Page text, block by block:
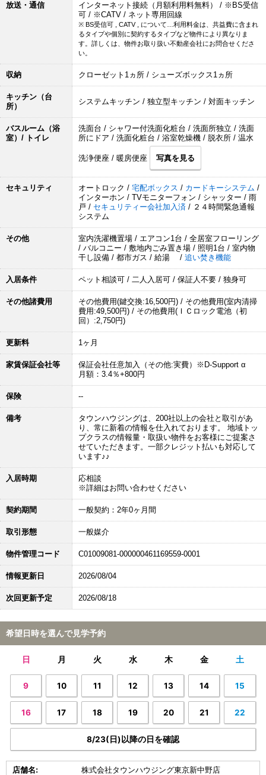
放送・通信
インターネット接続（月額利用料無料） / ※BS受信
可 / ※CATV / ネット専用回線
※ BS受信可 , CATV , について…利用料金は、共益費に含まれ
るタイプや個別に契約するタイプなど物件により異なりま
す。詳しくは、物件お取り扱い不動産会社にお問合せくださ
い。
収納 クローゼット1ヵ所 / シューズボックス1ヵ所
キッチン（台
所）
システムキッチン / 独立型キッチン / 対面キッチン
バスルーム（浴
室）/ トイレ
洗面台 / シャワー付洗面化粧台 / 洗面所独立 / 洗面
所にドア / 洗面化粧台 / 浴室乾燥機 / 脱衣所 / 温水
洗浄便座 / 暖房便座 写真を見る
セキュリティ オートロック / 宅配ボックス / カードキーシステム /
インターホン / TVモニターフォン / シャッター / 雨
戸 / セキュリティー会社加入済 / ２４時間緊急通報
システム
その他
室内洗濯機置場 / エアコン1台 / 全居室フローリング
/ バルコニー / 敷地内ごみ置き場 / 照明1台 / 室内物
干し設備 / 都市ガス / 給湯 / 追い焚き機能
入居条件 ペット相談可 / 二人入居可 / 保証人不要 / 独身可
その他諸費用
その他費用(鍵交換:16,500円) / その他費用(室内清掃
費用:49,500円) / その他費用(ＩＣロック電池（初
回）:2,750円)
更新料 1ヶ月
家賃保証会社等
保証会社任意加入（その他:実費）※D-Support α
月額：3.4％+800円
保険 --
備考
タウンハウジングは、200社以上の会社と取引があ
り、常に新着の情報を仕入れております。 地域トッ
プクラスの情報量・取扱い物件をお客様にご提案さ
せていただきます。一部クレジット払いも対応して
います♪♪
入居時期
応相談
※詳細はお問い合わせください
契約期間 一般契約：2年0ヶ月間
取引形態 一般媒介
物件管理コード C01009081-000000461169559-0001
情報更新日 2026/08/04
次回更新予定 2026/08/18
希望日時を選んで見学予約
日 月 火 水 木 金 土
9 10 11 12 13 14 15
16 17 18 19 20 21 22
8/23(日)以降の日を確認
店舗名: 株式会社タウンハウジング東京新中野店